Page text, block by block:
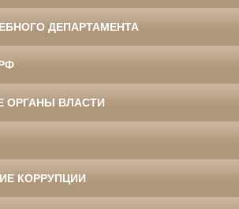
ДЕПАРТАМЕНТА
ОРГАНЫ ВЛАСТИ
КОРРУПЦИИ